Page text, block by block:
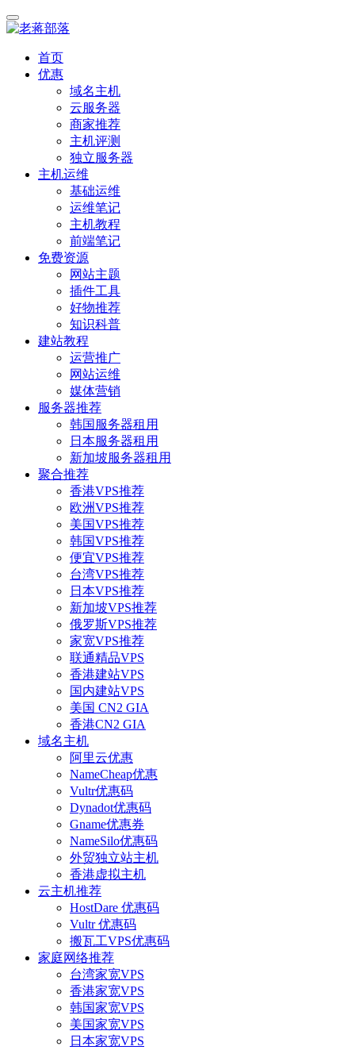
首页
优惠
域名主机
云服务器
商家推荐
主机评测
独立服务器
主机运维
基础运维
运维笔记
主机教程
前端笔记
免费资源
网站主题
插件工具
好物推荐
知识科普
建站教程
运营推广
网站运维
媒体营销
服务器推荐
韩国服务器租用
日本服务器租用
新加坡服务器租用
聚合推荐
香港VPS推荐
欧洲VPS推荐
美国VPS推荐
韩国VPS推荐
便宜VPS推荐
台湾VPS推荐
日本VPS推荐
新加坡VPS推荐
俄罗斯VPS推荐
家宽VPS推荐
联通精品VPS
香港建站VPS
国内建站VPS
美国 CN2 GIA
香港CN2 GIA
域名主机
阿里云优惠
NameCheap优惠
Vultr优惠码
Dynadot优惠码
Gname优惠券
NameSilo优惠码
外贸独立站主机
香港虚拟主机
云主机推荐
HostDare 优惠码
Vultr 优惠码
搬瓦工VPS优惠码
家庭网络推荐
台湾家宽VPS
香港家宽VPS
韩国家宽VPS
美国家宽VPS
日本家宽VPS